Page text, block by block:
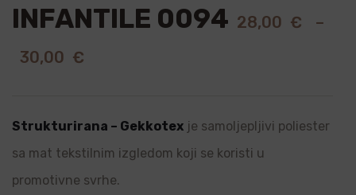
INFANTILE 0094 28,00 €
–
30,00 €
Strukturirana – Gekkotex je samoljepljivi poliester
sa mat tekstilnim izgledom koji se koristi u
promotivne svrhe.